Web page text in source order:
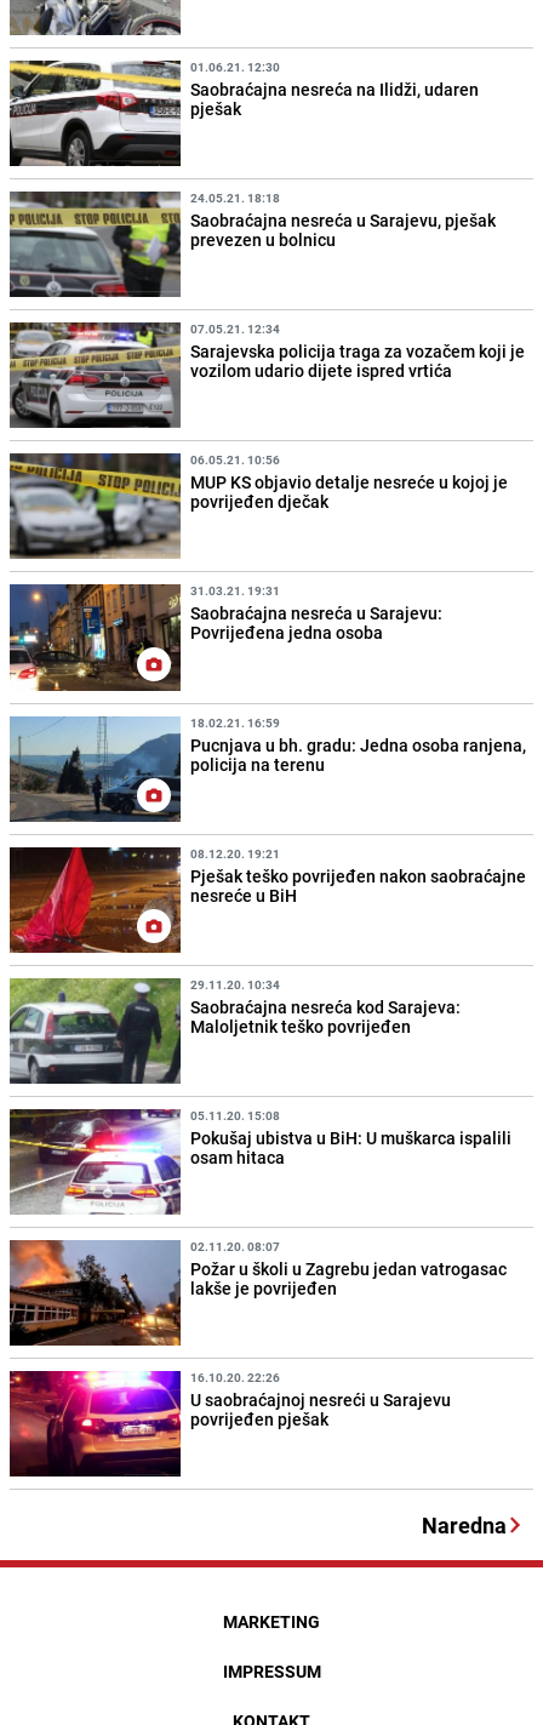
01.06.21. 12:30
Saobraćajna nesreća na Ilidži, udaren
pješak
24.05.21. 18:18
Saobraćajna nesreća u Sarajevu, pješak
prevezen u bolnicu
07.05.21. 12:34
Sarajevska policija traga za vozačem koji je
vozilom udario dijete ispred vrtića
06.05.21. 10:56
MUP KS objavio detalje nesreće u kojoj je
povrijeđen dječak
31.03.21. 19:31
Saobraćajna nesreća u Sarajevu:
Povrijeđena jedna osoba
18.02.21. 16:59
Pucnjava u bh. gradu: Jedna osoba ranjena,
policija na terenu
08.12.20. 19:21
Pješak teško povrijeđen nakon saobraćajne
nesreće u BiH
29.11.20. 10:34
Saobraćajna nesreća kod Sarajeva:
Maloljetnik teško povrijeđen
05.11.20. 15:08
Pokušaj ubistva u BiH: U muškarca ispalili
osam hitaca
02.11.20. 08:07
Požar u školi u Zagrebu jedan vatrogasac
lakše je povrijeđen
16.10.20. 22:26
U saobraćajnoj nesreći u Sarajevu
povrijeđen pješak
Naredna
MARKETING
IMPRESSUM